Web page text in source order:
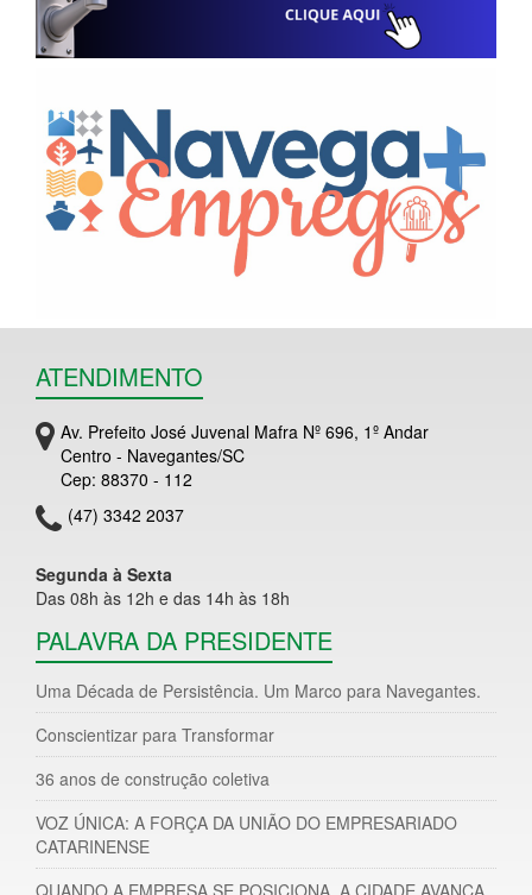
ATENDIMENTO
Av. Prefeito José Juvenal Mafra Nº 696, 1º Andar
Centro - Navegantes/SC
Cep: 88370 - 112
(47) 3342 2037
Segunda à Sexta
Das 08h às 12h e das 14h às 18h
PALAVRA DA PRESIDENTE
Uma Década de Persistência. Um Marco para Navegantes.
Conscientizar para Transformar
36 anos de construção coletiva
VOZ ÚNICA: A FORÇA DA UNIÃO DO EMPRESARIADO
CATARINENSE
QUANDO A EMPRESA SE POSICIONA, A CIDADE AVANÇA